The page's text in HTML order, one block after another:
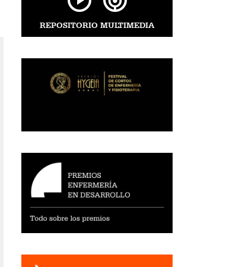
REPOSITORIO MULTIMEDIA